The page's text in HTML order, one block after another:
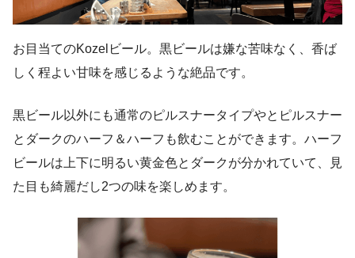
お目当てのKozelビール。黒ビールは嫌な苦味なく、香ば
しく程よい甘味を感じるような絶品です。
黒ビール以外にも通常のピルスナータイプやとピルスナー
とダークのハーフ＆ハーフも飲むことができます。ハーフ
ビールは上下に明るい黄金色とダークが分かれていて、見
た目も綺麗だし2つの味を楽しめます。